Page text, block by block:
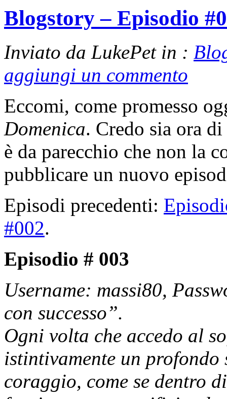
Blogstory – Episodio
Inviato da LukePet in :
aggiungi un commento
Eccomi, come promesso
Domenica. Credo sia ora
è da parecchio che non la
pubblicare un nuovo
Episodi precedenti:
#002.
Episodio # 003
Username: massi80,
con successo”.
Ogni volta che accedo al
istintivamente un profondo
coraggio, come se dentro